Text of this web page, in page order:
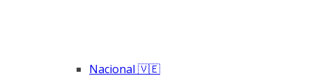
Nacional 🇻🇪